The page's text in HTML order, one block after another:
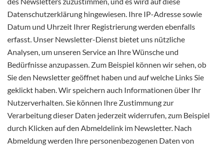
Datenschutzerklärung hingewiesen. Ihre IP-Adresse sowie
Datum und Uhrzeit Ihrer Registrierung werden ebenfalls
erfasst. Unser Newsletter-Dienst bietet uns nützliche
Analysen, um unseren Service an Ihre Wünsche und
Bedürfnisse anzupassen. Zum Beispiel können wir sehen, ob
Sie den Newsletter geöffnet haben und auf welche Links Sie
geklickt haben. Wir speichern auch Informationen über Ihr
Nutzerverhalten. Sie können Ihre Zustimmung zur
Verarbeitung dieser Daten jederzeit widerrufen, zum Beispiel
durch Klicken auf den Abmeldelink im Newsletter. Nach
Abmeldung werden Ihre personenbezogenen Daten von